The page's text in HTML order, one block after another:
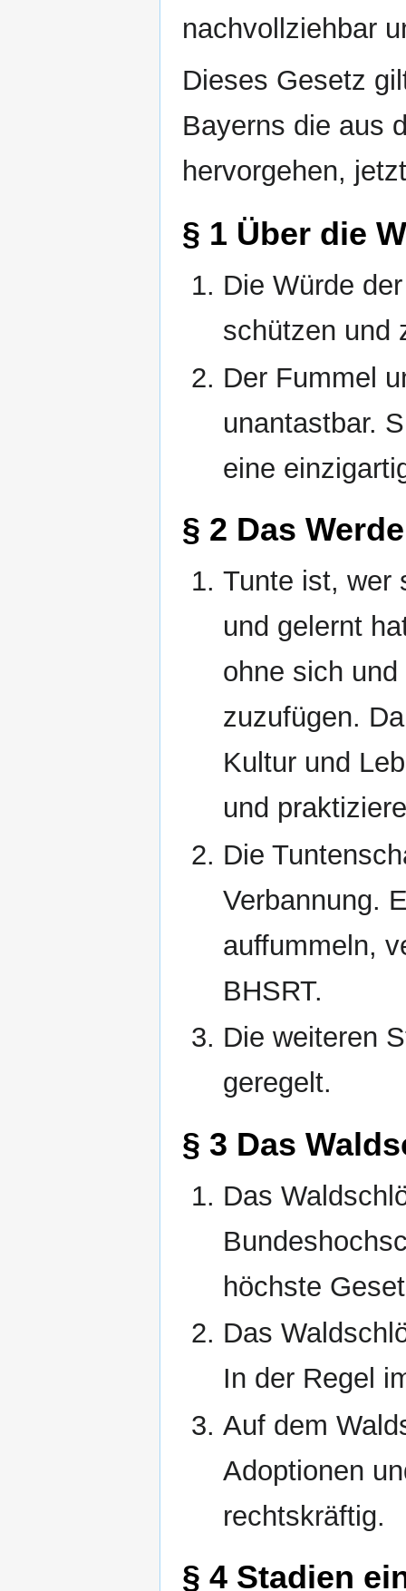
nachvollziehbar
Dieses Gesetz
Bayerns die aus
hervorgehen,
§ 1 Über die
Die Würde
schützen und
Der Fummel
unantastbar.
eine
§ 2 Das
Tunte ist, wer
und gelernt
ohne sich
zuzufügen.
Kultur und
und
Die
Verbannung.
auffummeln,
BHSRT.
Die weiteren
geregelt.
§ 3 Das
Das
höchste
Das
In der Regel
Auf dem
Adoptionen
rechtskräftig.
§ 4 Stadien